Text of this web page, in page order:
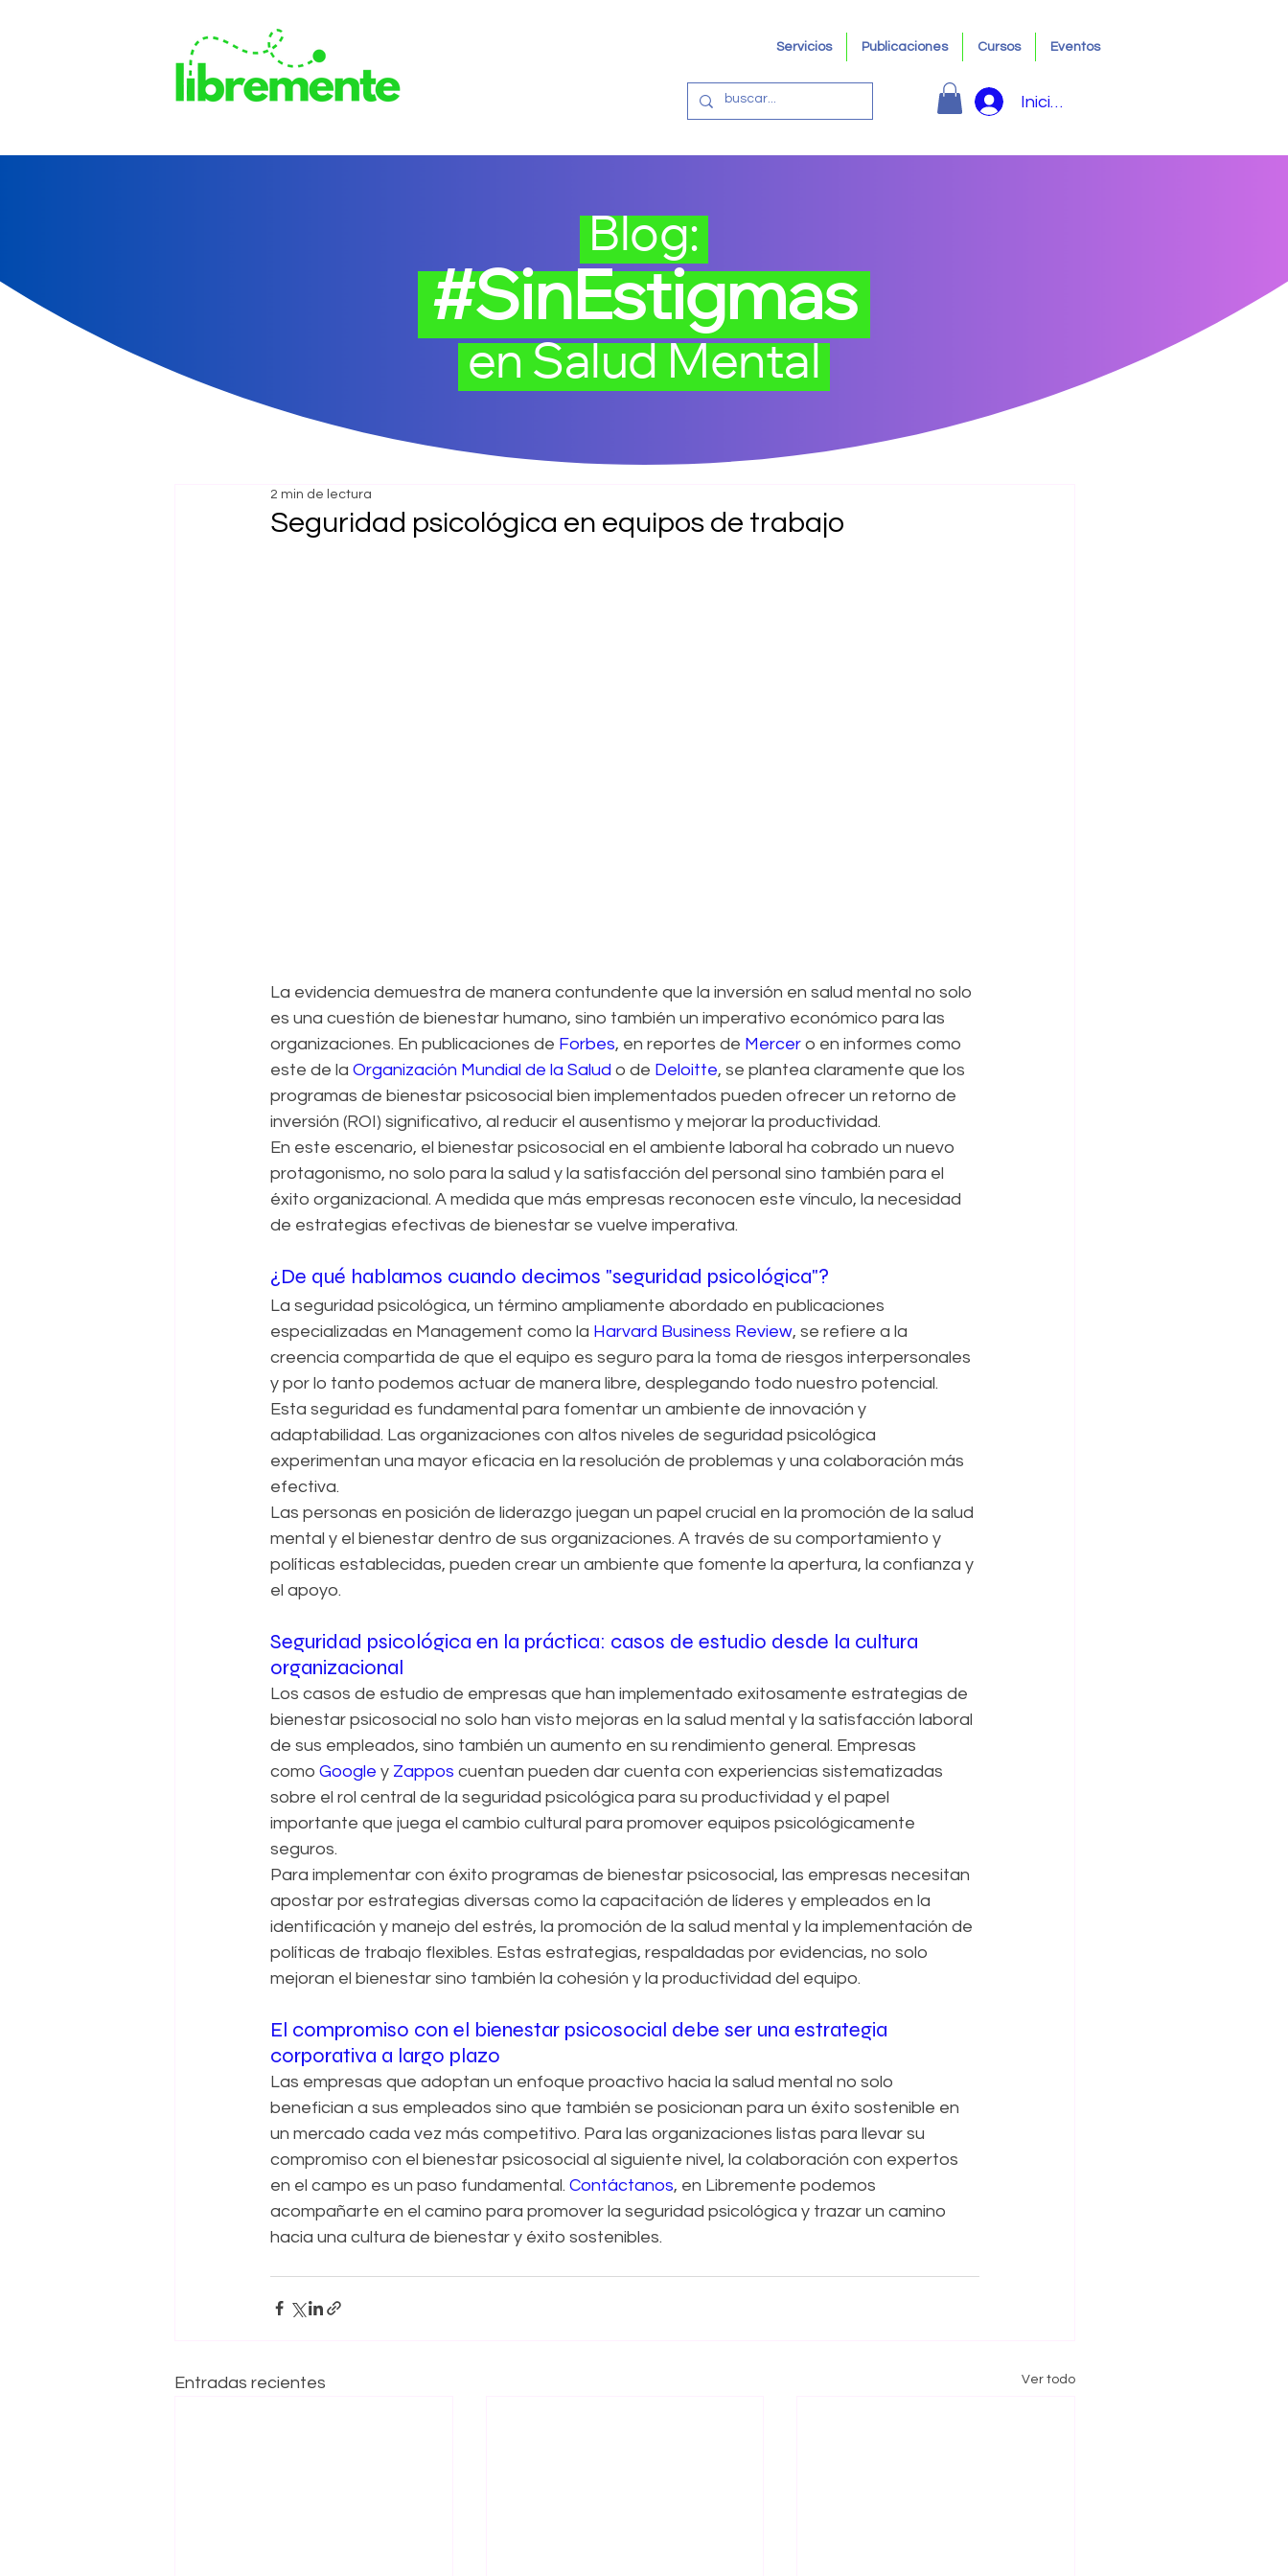
Servicios Publicaciones Cursos Eventos
Iniciar sesión
Blog:
#SinEstigmas
en Salud Mental
Seguridad psicológica en equipos de trabajo
2 min de lectura
La evidencia demuestra de manera contundente que la inversión en salud mental no solo
es una cuestión de bienestar humano, sino también un imperativo económico para las
organizaciones. En publicaciones de Forbes, en reportes de Mercer o en informes como
este de la Organización Mundial de la Salud o de Deloitte, se plantea claramente que los
programas de bienestar psicosocial bien implementados pueden ofrecer un retorno de
inversión (ROI) significativo, al reducir el ausentismo y mejorar la productividad.
En este escenario, el bienestar psicosocial en el ambiente laboral ha cobrado un nuevo
protagonismo, no solo para la salud y la satisfacción del personal sino también para el
éxito organizacional. A medida que más empresas reconocen este vínculo, la necesidad
de estrategias efectivas de bienestar se vuelve imperativa.
¿De qué hablamos cuando decimos "seguridad psicológica"?
La seguridad psicológica, un término ampliamente abordado en publicaciones
especializadas en Management como la Harvard Business Review, se refiere a la
creencia compartida de que el equipo es seguro para la toma de riesgos interpersonales
y por lo tanto podemos actuar de manera libre, desplegando todo nuestro potencial.
Esta seguridad es fundamental para fomentar un ambiente de innovación y
adaptabilidad. Las organizaciones con altos niveles de seguridad psicológica
experimentan una mayor eficacia en la resolución de problemas y una colaboración más
efectiva.
Las personas en posición de liderazgo juegan un papel crucial en la promoción de la salud
mental y el bienestar dentro de sus organizaciones. A través de su comportamiento y
políticas establecidas, pueden crear un ambiente que fomente la apertura, la confianza y
el apoyo.
Seguridad psicológica en la práctica: casos de estudio desde la cultura
organizacional
Los casos de estudio de empresas que han implementado exitosamente estrategias de
bienestar psicosocial no solo han visto mejoras en la salud mental y la satisfacción laboral
de sus empleados, sino también un aumento en su rendimiento general. Empresas
como Google y Zappos cuentan pueden dar cuenta con experiencias sistematizadas
sobre el rol central de la seguridad psicológica para su productividad y el papel
importante que juega el cambio cultural para promover equipos psicológicamente
seguros.
Para implementar con éxito programas de bienestar psicosocial, las empresas necesitan
apostar por estrategias diversas como la capacitación de líderes y empleados en la
identificación y manejo del estrés, la promoción de la salud mental y la implementación de
políticas de trabajo flexibles. Estas estrategias, respaldadas por evidencias, no solo
mejoran el bienestar sino también la cohesión y la productividad del equipo.
El compromiso con el bienestar psicosocial debe ser una estrategia
corporativa a largo plazo
Las empresas que adoptan un enfoque proactivo hacia la salud mental no solo
benefician a sus empleados sino que también se posicionan para un éxito sostenible en
un mercado cada vez más competitivo. Para las organizaciones listas para llevar su
compromiso con el bienestar psicosocial al siguiente nivel, la colaboración con expertos
en el campo es un paso fundamental. Contáctanos, en Libremente podemos
acompañarte en el camino para promover la seguridad psicológica y trazar un camino
hacia una cultura de bienestar y éxito sostenibles.
Entradas recientes Ver todo